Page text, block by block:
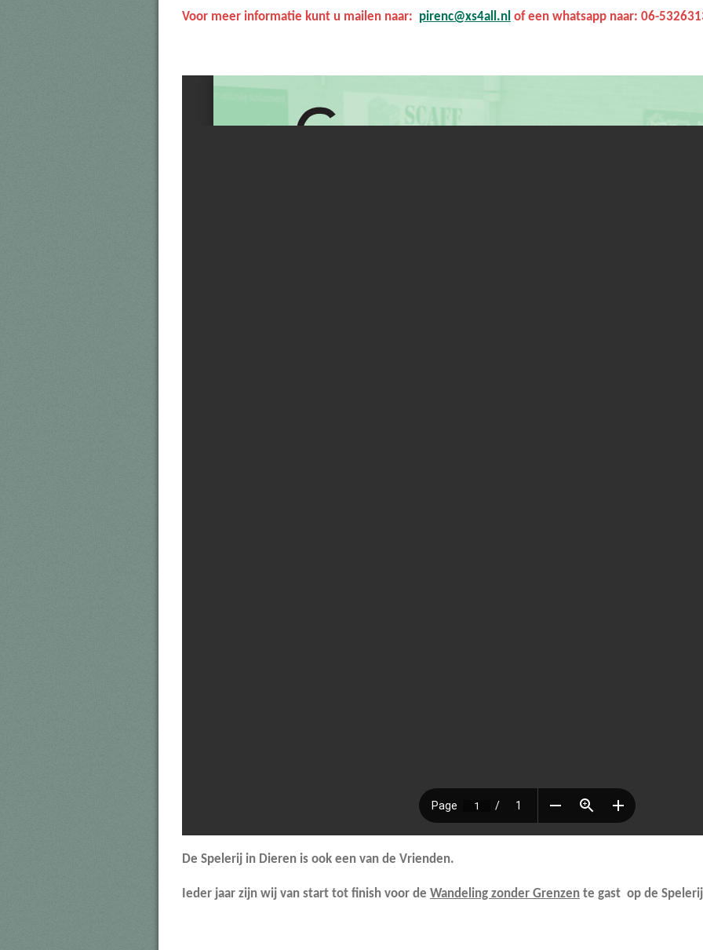
Voor meer informatie kunt u mailen naar: pirenc@xs4all.nl of een whatsapp naar: 06-
De Spelerij in Dieren is ook een van de Vrienden.
Ieder jaar zijn wij van start tot finish voor de Wandeling zonder Grenzen te gast op de